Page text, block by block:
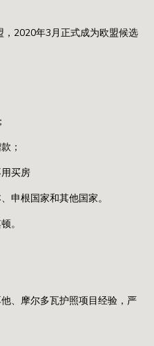
2020年3月正式成为欧盟候选
；
买房
申根国家和其他国家。
。
、摩尔多瓦护照项目经验，严